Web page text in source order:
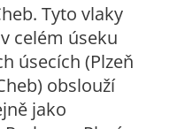
Tyto vlaky
celém úseku
úsecích (Plzeň
obslouží
jako